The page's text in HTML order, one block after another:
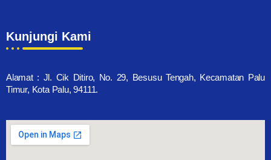
Kunjungi Kami
Alamat : Jl. Cik Ditiro, No. 29, Besusu Tengah, Kecamatan Palu
Timur, Kota Palu, 94111.